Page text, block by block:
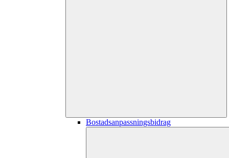
Bostadsanpassningsbidrag